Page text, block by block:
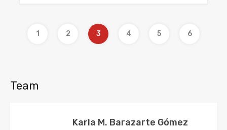
1 2 3 4 5 6
Team
Karla M. Barazarte Gómez